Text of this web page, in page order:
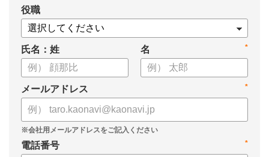
・人事担当者以外でのカオナビ利用比率
これからのタレントマネジメントが目指すべき指針の参考と
して、ぜひお役立てください。
役職
氏名：姓 *
名
*
メールアドレス
*
電話番号